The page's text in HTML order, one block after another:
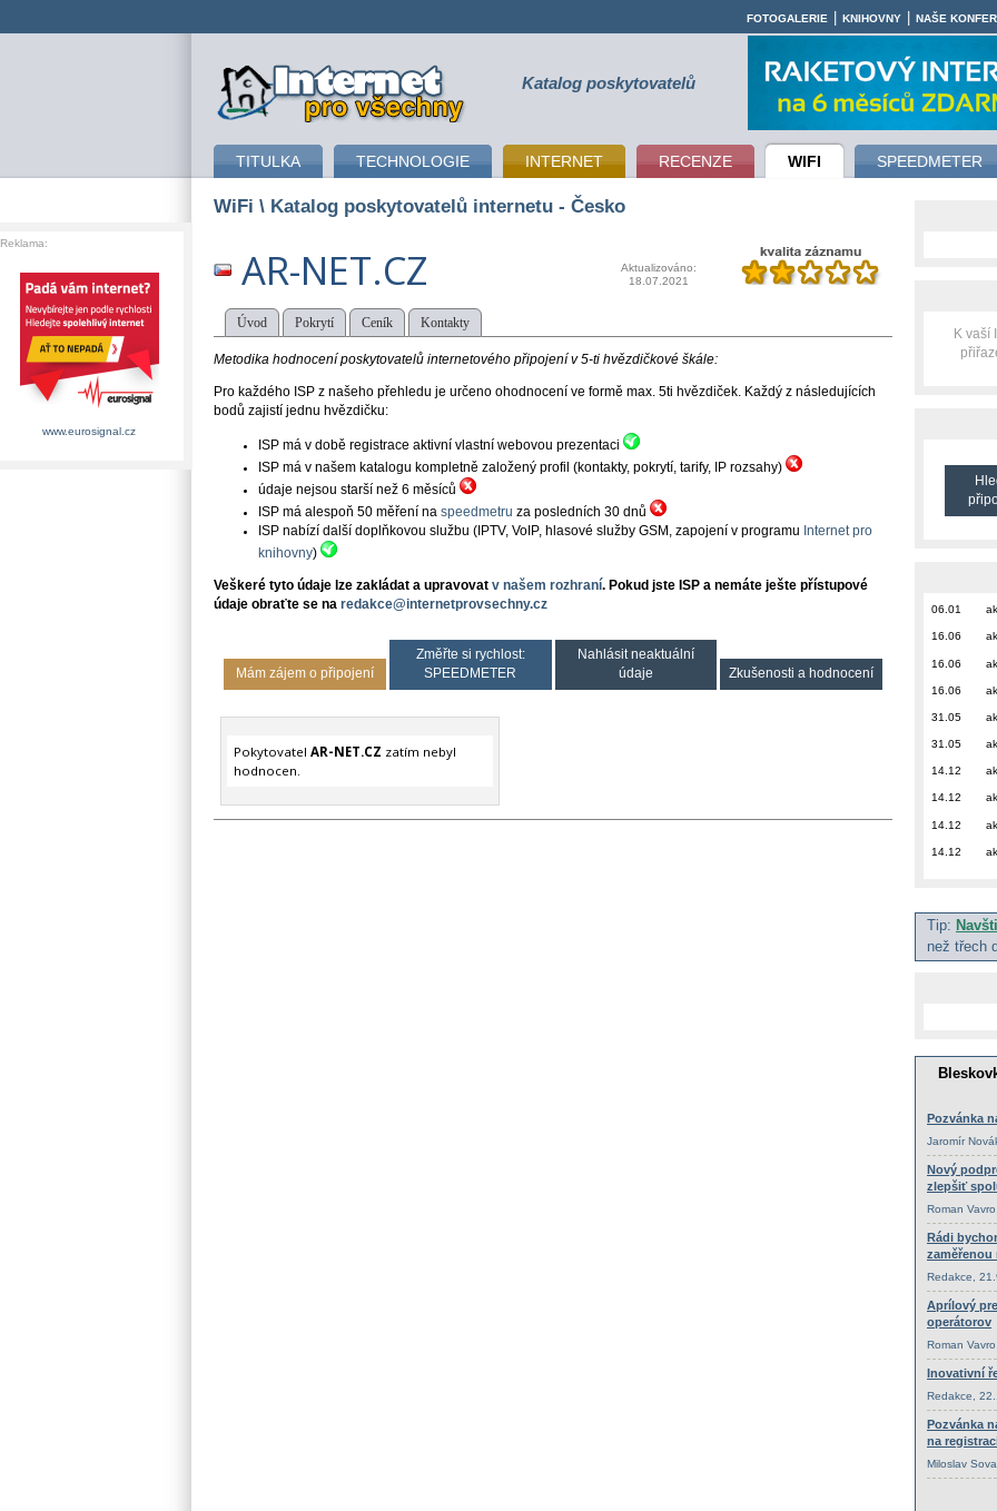
připojení k internetu Katalog poskytovatelů
TITULKA TECHNOLOGIE INTERNET RECENZE WIFI SPEEDMETER
FOTOGALERIE KNIHOVNY NAŠE
WiFi \ Katalog poskytovatelů internetu - Česko
AR-NET.CZ
Aktualizováno:
18.07.2021
Úvod Pokrytí Ceník Kontakty
Metodika hodnocení poskytovatelů internetového připojení v 5-ti hvězdičkové škále:
Pro každého ISP z našeho přehledu je určeno ohodnocení ve formě max. 5ti hvězdiček. Každý z následujících
bodů zajistí jednu hvězdičku:
ISP má v době registrace aktivní vlastní webovou prezentaci
ISP má v našem katalogu kompletně založený profil (kontakty, pokrytí, tarify, IP rozsahy)
údaje nejsou starší než 6 měsíců
ISP má alespoň 50 měření na speedmetru za posledních 30 dnů
ISP nabízí další doplňkovou službu (IPTV, VoIP, hlasové služby GSM, zapojení v programu Internet pro
knihovny)
Veškeré tyto údaje lze zakládat a upravovat v našem rozhraní. Pokud jste ISP a nemáte ješte přístupové
údaje obraťte se na redakce@internetprovsechny.cz
Mám zájem o připojení
Změřte si rychlost:
SPEEDMETER
Nahlásit neaktuální
údaje
Zkušenosti a hodnocení
Pokytovatel AR-NET.CZ zatím nebyl
hodnocen.
K vaší
06.01
16.06
16.06
16.06
31.05
31.05
14.12
14.12
14.12
14.12
Tip:
než třech
Reklama:
www.eurosignal.cz